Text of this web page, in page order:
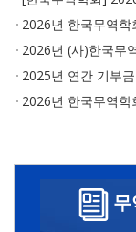
2026년 한국무역학
2026년 (사)한국무
2025년 연간 기부
2026년 한국무역학